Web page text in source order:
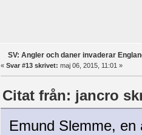
SV: Angler och daner invaderar
« Svar #13 skrivet: maj 06, 2015, 11:01 »
Citat från: jancro
Emund Slemme,